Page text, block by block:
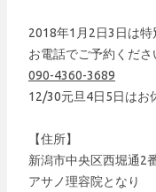
2018年1月2日3日は特
お電話でご予約くださ
090-4360-3689
12/30元旦4日5日はお
【住所】
新潟市中央区西堀通2
アサノ理容院となり